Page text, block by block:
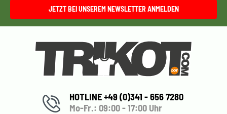
JETZT BEI UNSEREM NEWSLETTER ANMELDEN
HOTLINE +49 (0)341 - 656 7280
Mo-Fr.: 09:00 - 17:00 Uhr